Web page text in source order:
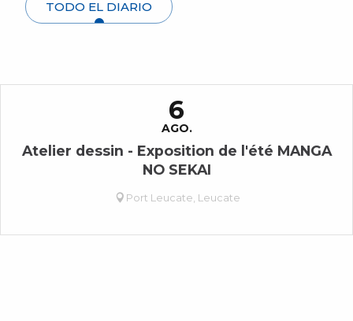
TODO EL DIARIO
6
AGO.
Atelier dessin - Exposition de l'été MANGA
NO SEKAI
Port Leucate, Leucate